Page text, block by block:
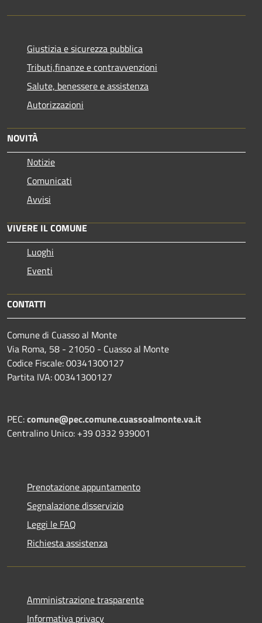
Giustizia e sicurezza pubblica
Tributi,finanze e contravvenzioni
Salute, benessere e assistenza
Autorizzazioni
NOVITÀ
Notizie
Comunicati
Avvisi
VIVERE IL COMUNE
Luoghi
Eventi
CONTATTI
Comune di Cuasso al Monte
Via Roma, 58 - 21050 - Cuasso al Monte
Codice Fiscale: 00341300127
Partita IVA: 00341300127
PEC:comune@pec.comune.cuassoalmonte.va.it
Centralino Unico: +39 0332 939001
Prenotazione appuntamento
Segnalazione disservizio
Leggi le FAQ
Richiesta assistenza
Amministrazione trasparente
Informativa privacy